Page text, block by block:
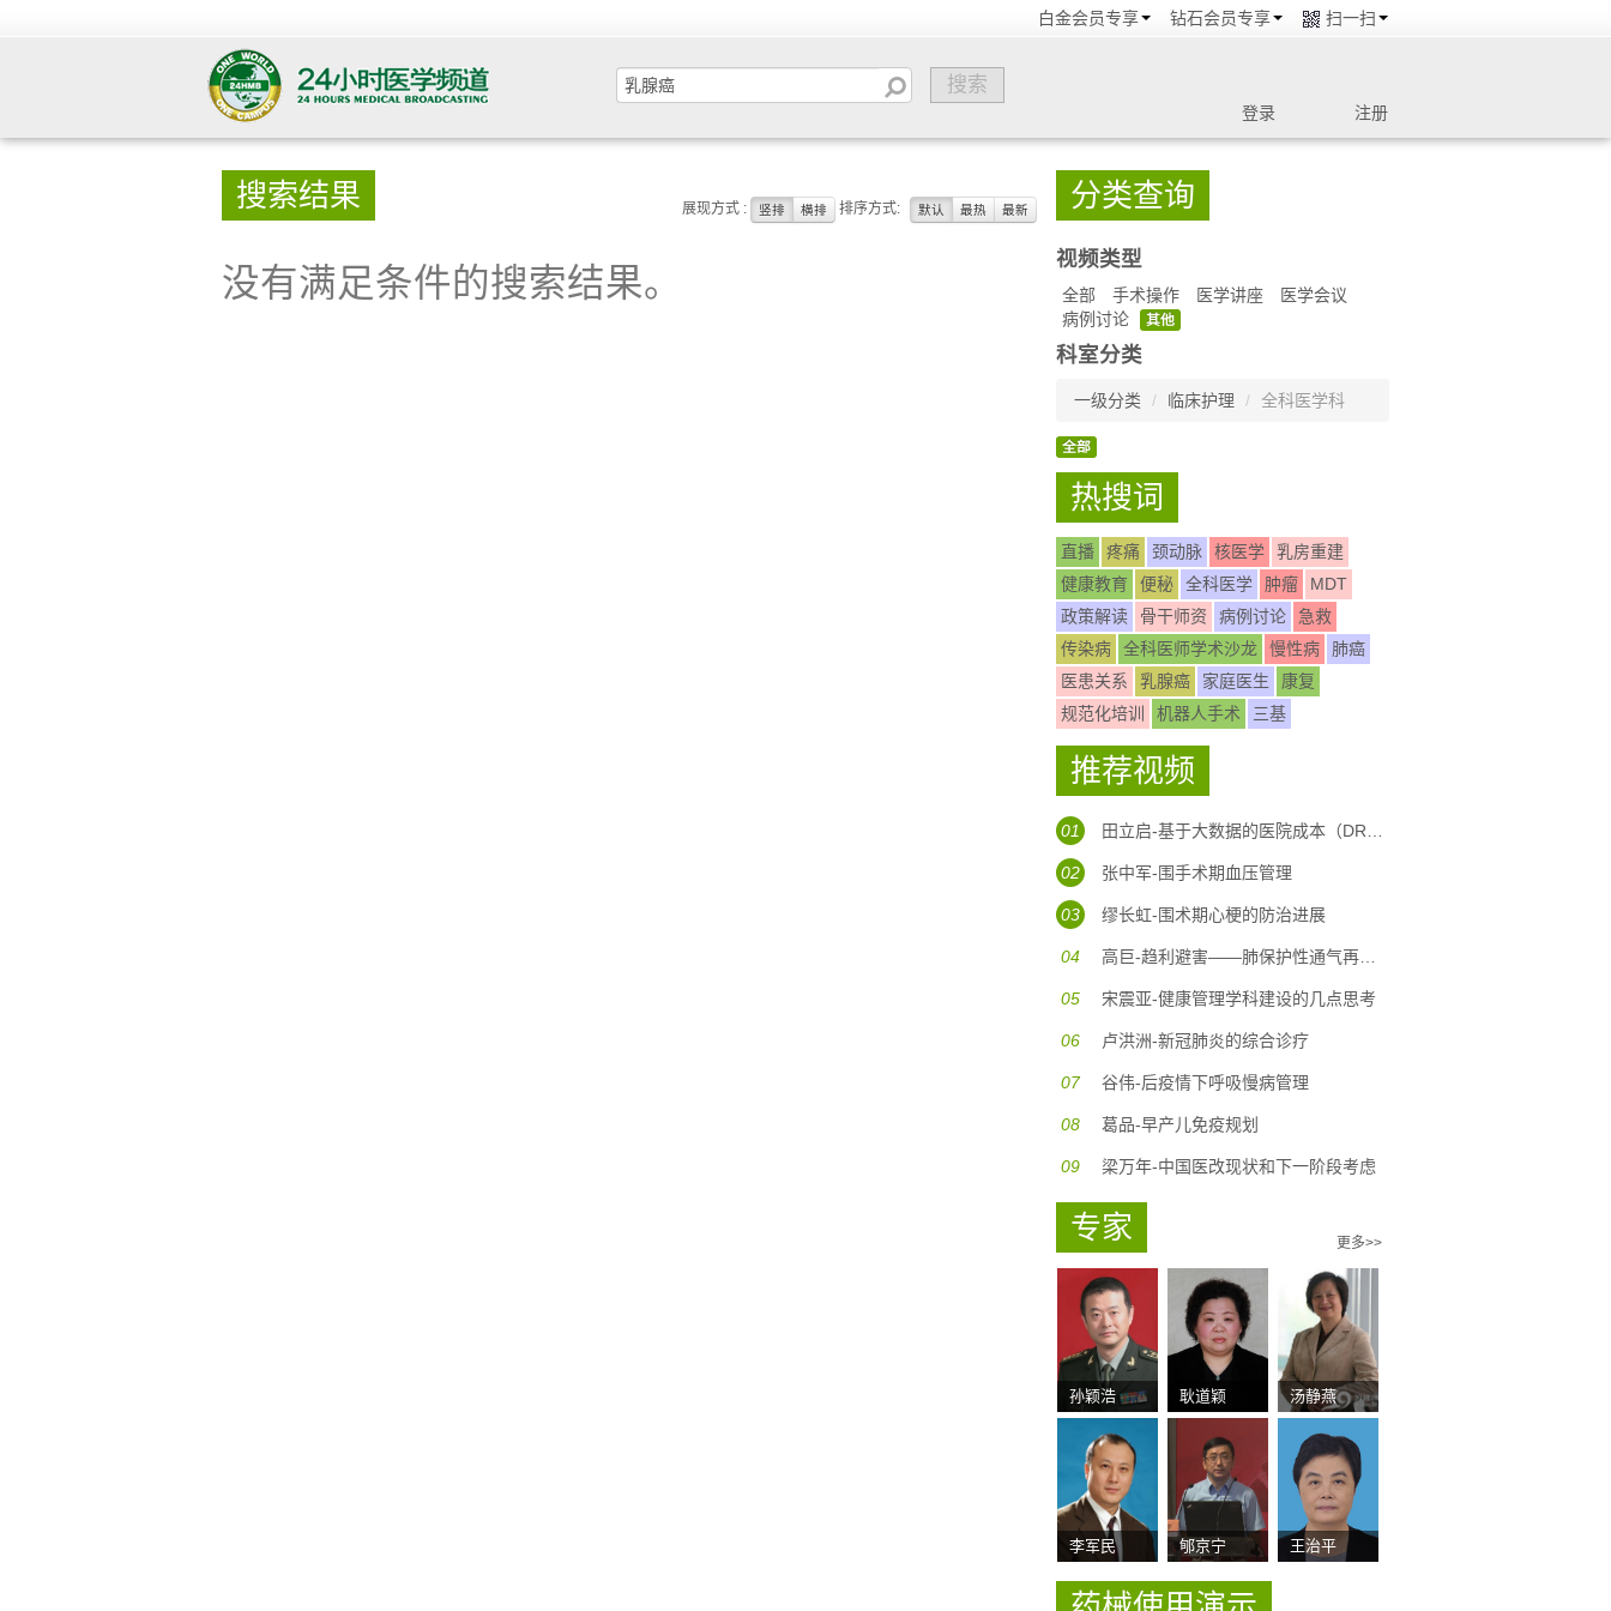
白金会员专享 钻石会员专享 扫一扫
登录 注册
搜索结果 展现方式 : 竖排 横排 排序方式: 默认 最热 最新
没有满足条件的搜索结果。
分类查询
视频类型
全部 手术操作 医学讲座
医学会议
病例讨论
其他
科室分类
一级分类 / 临床护理 / 全科医学科
全部
热搜词
直播 疼痛 颈动脉 核医学
乳房重建
健康教育
便秘 全科医学 肿瘤
MDT
政策解读
骨干师资 病例讨论
急救
传染病
全科医师学术沙龙 慢性病
肺癌
医患关系
乳腺癌 家庭医生
康复
规范化培训
机器人手术 三基
推荐视频
01 田立启-基于大数据的医院成本（DRG DIP)核算体系构建
02 张中军-围手术期血压管理
03 缪长虹-围术期心梗的防治进展
04 高巨-趋利避害——肺保护性通气再认识
05 宋震亚-健康管理学科建设的几点思考
06 卢洪洲-新冠肺炎的综合诊疗
07 谷伟-后疫情下呼吸慢病管理
08 葛品-早产儿免疫规划
09 梁万年-中国医改现状和下一阶段考虑
专家 更多>>
孙颖浩 耿道颖 汤静燕
李军民 郇京宁 王治平